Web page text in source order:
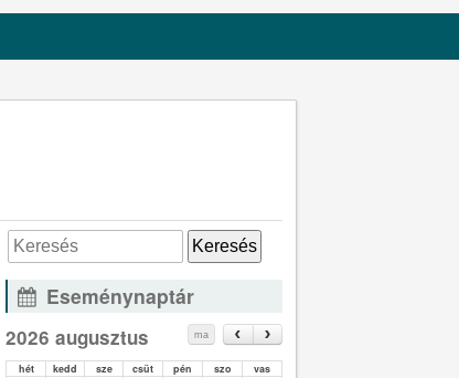
Eseménynaptár
2026 augusztus ma
hét kedd sze csüt pén szo
vas